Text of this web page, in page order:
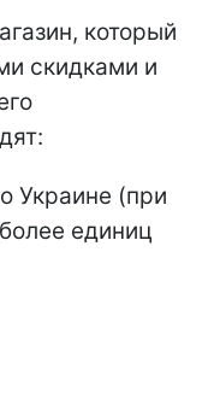
который
скидками и
Украине (при
единиц